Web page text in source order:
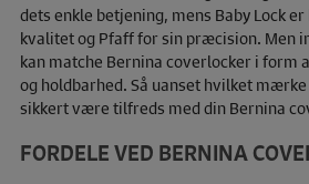
dets enkle betjening, mens Baby Lock
kvalitet og Pfaff for sin præcision. Men
kan matche Bernina coverlocker i form
og holdbarhed. Så uanset hvilket
sikkert være tilfreds med din Bernina
FORDELE VED BERNINA